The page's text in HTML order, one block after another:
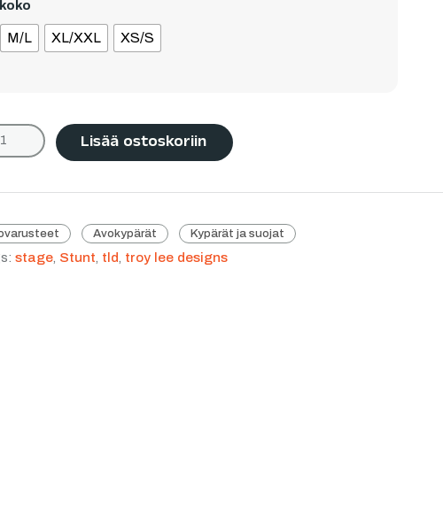
koko
M/L XL/XXL XS/S
Lisää ostoskoriin
Avokypärät Kypärät ja suojat
stage, Stunt, tld, troy lee designs